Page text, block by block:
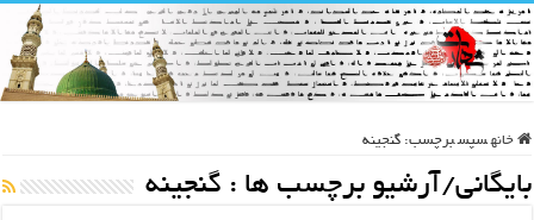
خانه سپس برچسب: گنجینه
بایگانی/آرشیو برچسب ها : گنجینه